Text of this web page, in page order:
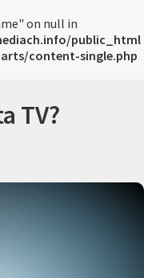
on null in
public_html
content-single.php
TV?